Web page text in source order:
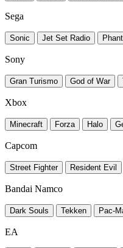
Sega
Sonic Jet Set Radio
Sony
Gran Turismo God of War
Xbox
Minecraft Forza Halo
Capcom
Street Fighter Resident Evil
Bandai Namco
Dark Souls Tekken Pac-
EA